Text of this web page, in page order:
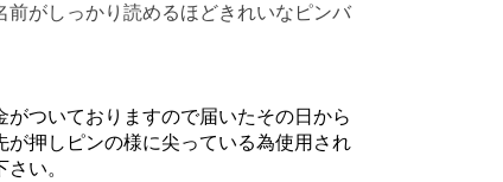
がしっかり読めるほどきれいなピンバ
ついておりますので届いたその日から
押しピンの様に尖っている為使用され
い。